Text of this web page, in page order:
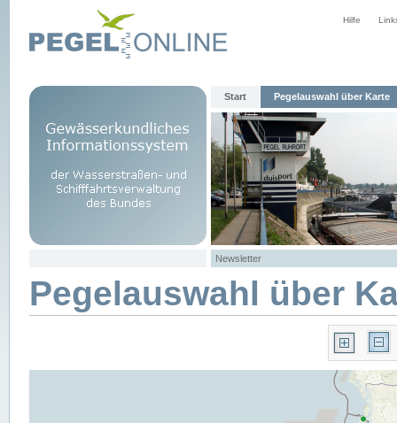
Hilfe
Start Pegelauswahl über Karte
Newsletter
Pegelauswahl über